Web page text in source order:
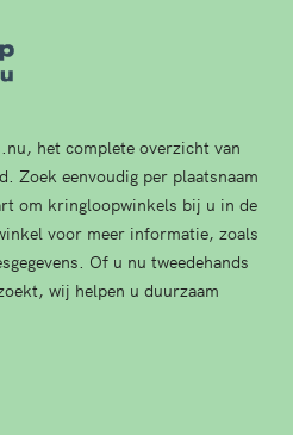
het complete overzicht van
Zoek eenvoudig per plaatsnaam
om kringloopwinkels bij u in de
voor meer informatie, zoals
Of u nu tweedehands
wij helpen u duurzaam